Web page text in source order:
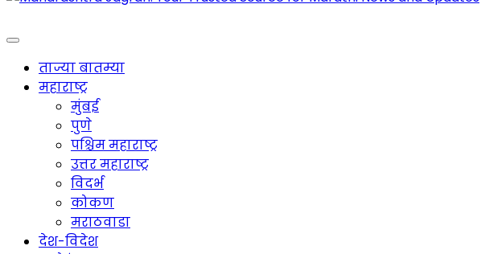
Maharashtra Jagran : Your Trusted Companion for the Latest News
ताज्या बातम्या
महाराष्ट्र
मुंबई
पुणे
पश्चिम महाराष्ट्र
उत्तर महाराष्ट्र
विदर्भ
कोकण
मराठवाडा
देश-विदेश